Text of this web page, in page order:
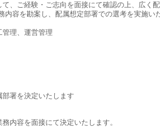
、ご経験・ご志向を面接にて確認の上、広く
内容を勘案し、配属想定部署での選考を実施
理、運営管理
署を決定いたします
内容を面接にて決定いたします。